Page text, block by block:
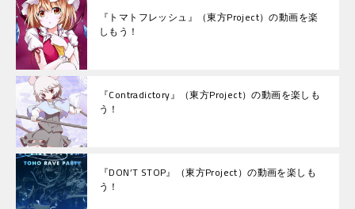
『トマトフレッシュ』（東方Project）の動画を楽
しもう！
『Contradictory』（東方Project）の動画を楽しも
う！
『DON’T STOP』（東方Project）の動画を楽しも
う！